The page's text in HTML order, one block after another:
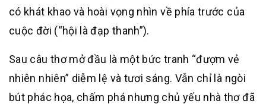
có khát khao và hoài vọng nhìn về phía trước của
cuộc đời (“hội là đạp thanh”).
Sau câu thơ mở đầu là một bức tranh “đượm vẻ
nhiên nhiên” diễm lệ và tươi sáng. Vẫn chỉ là ngòi
bút phác họa, chấm phá nhưng chủ yếu nhà thơ đã